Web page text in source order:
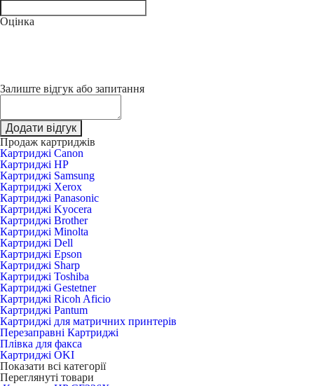
Оцінка
Залиште відгук або запитання
Додати відгук
Продаж картриджів
Картриджі Canon
Картриджі HP
Картриджі Samsung
Картриджі Xerox
Картриджі Panasonic
Картриджі Kyocera
Картриджі Brother
Картриджі Minolta
Картриджі Dell
Картриджі Epson
Картриджі Sharp
Картриджі Toshiba
Картриджі Gestetner
Картриджі Ricoh Aficio
Картриджі Pantum
Картриджі для матричних принтерів
Перезаправні Картриджі
Плівка для факса
Картриджі OKI
Показати всі категорії
Переглянуті товари